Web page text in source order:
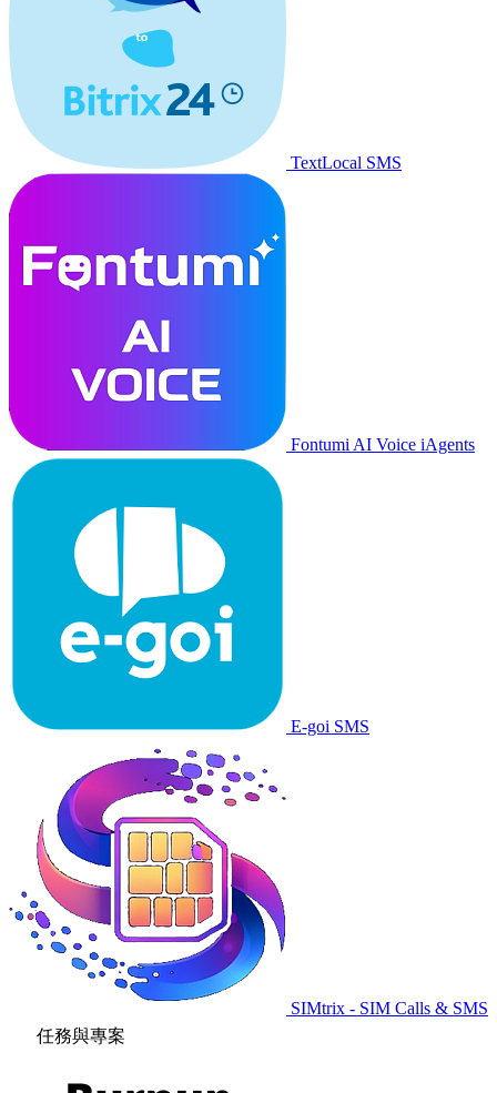
TextLocal SMS
Fontumi AI Voice iAgents
E-goi SMS
SIMtrix - SIM Calls & SMS
任務與專案